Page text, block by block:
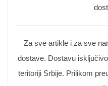
Za sve artikle i za sve
dostave. Dostavu
teritoriji Srbije. Prilikom